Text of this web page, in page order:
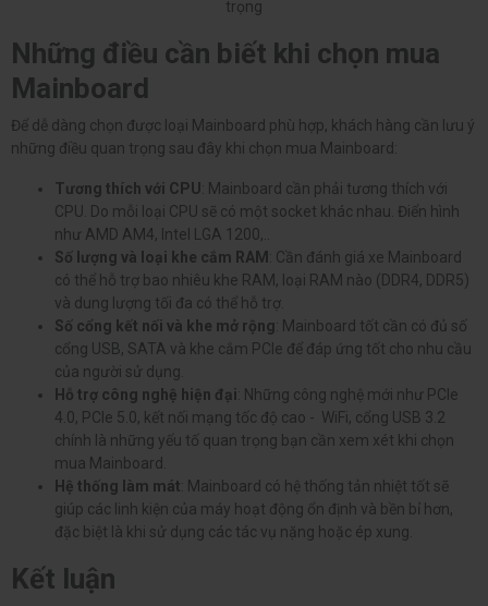
trọng
Những điều cần biết khi chọn mua
Mainboard
Để dễ dàng chọn được loại Mainboard phù hợp, khách hàng cần lưu ý
những điều quan trọng sau đây khi chọn mua Mainboard:
Tương thích với CPU: Mainboard cần phải tương thích với
CPU. Do mỗi loại CPU sẽ có một socket khác nhau. Điển hình
như AMD AM4, Intel LGA 1200,..
Số lượng và loại khe cắm RAM : Cần đánh giá xe Mainboard
có thể hỗ trợ bao nhiêu khe RAM, loại RAM nào (DDR4, DDR5)
và dung lượng tối đa có thể hỗ trợ.
Số cổng kết nối và khe mở rộng: Mainboard tốt cần có đủ số
cổng USB, SATA và khe cắm PCle để đáp ứng tốt cho nhu cầu
của người sử dụng.
Hỗ trợ công nghệ hiện đại: Những công nghệ mới như PCIe
4.0, PCIe 5.0, kết nối mạng tốc độ cao - WiFi, cổng USB 3.2
chính là những yếu tố quan trọng bạn cần xem xét khi chọn
mua Mainboard.
Hệ thống làm mát: Mainboard có hệ thống tản nhiệt tốt sẽ
giúp các linh kiện của máy hoạt động ổn định và bền bỉ hơn,
đặc biệt là khi sử dụng các tác vụ nặng hoặc ép xung.
Kết luận